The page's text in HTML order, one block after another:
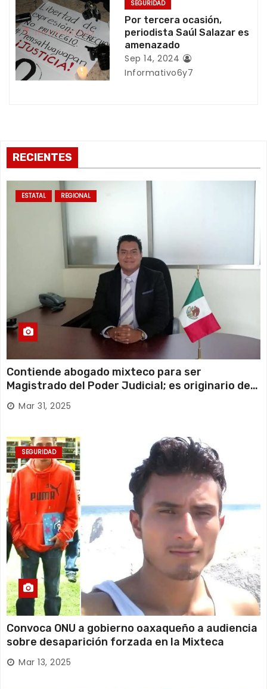
t
r
a
d
SEGURIDAD
Por tercera ocasión,
periodista Saúl Salazar es
amenazado
Sep 14, 2024
Informativo6y7
RECIENTES
ESTATAL REGIONAL
Contiende abogado mixteco para ser
Magistrado del Poder Judicial; es originario de
Huajuapan de León
Mar 31, 2025
SEGURIDAD
Convoca ONU a gobierno oaxaqueño a audiencia
sobre desaparición forzada en la Mixteca
Mar 13, 2025